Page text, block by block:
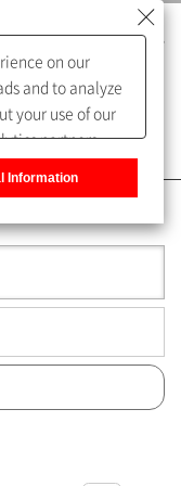
on our
and to analyze
your use of our
partners,
our partners.
settings on our
Information